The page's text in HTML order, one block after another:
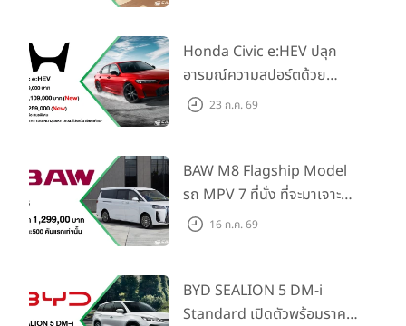
มิลเลนเนียม ออโต้ กรุ๊ปในฐานะผู้แทนจำหน่ายยนตรกรรม บีเอ็
มดับเบิลยู, มินิ และมอเตอร์ไซค์ บีเอ็มดับเบิลบู มอเตอร์ราด อย่าง
เป็นทางการ มุ่งมั่นในการส่งมอบความไว้วางใจ ความพรีเมียม และ
มาตรฐานใหม่ของ Luxury Automotive Retail เพื่อก้าวสู่
Next Chapter’อย่างมั่นคงและยั่งยืน
Honda Civic e:HEV ปลุก
อารมณ์ความสปอร์ตด้วย
Honda S+ Shift ครั้งแรกใน
Traffic Monitor เพียงจอง
ภายใน 31 ก.ค. 2569 รับบัตร
น้ำมันมูลค่า 10,000 บาท
23 ก.ค. 69
BAW M8 Flagship Model
รถ MPV 7 ที่นั่ง ที่จะมาเจาะ
ตลาดครอบครัวและองค์กรยุค
แรก)
16 ก.ค. 69
BYD SEALION 5 DM-i
Standard เปิดตัวพร้อมราคา